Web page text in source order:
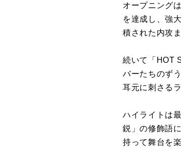
オープニング
を達成し、強
積された内攻
続いて「HOT
バーたちのず
耳元に刺さる
ハイライトは
鋭」の修飾語
持って舞台を